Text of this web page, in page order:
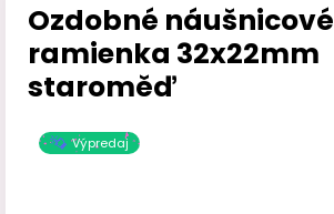
Ozdobné náušnicové
ramienka 32x22mm
staroměď
Výpredaj